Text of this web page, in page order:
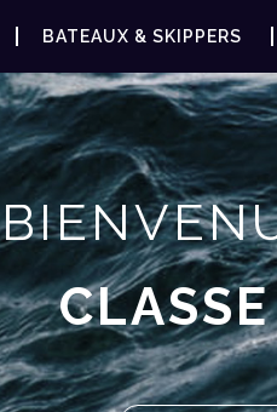
BATEAUX & SKIPPERS